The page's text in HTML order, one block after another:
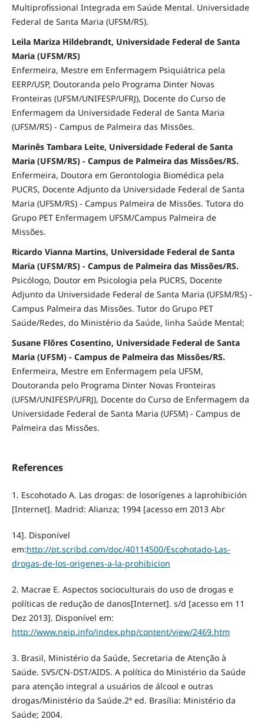
Multiprofissional Integrada em Saúde Mental. Universidade
Federal de Santa Maria (UFSM/RS).
Leila Mariza Hildebrandt, Universidade Federal de Santa
Maria (UFSM/RS)
Enfermeira, Mestre em Enfermagem Psiquiátrica pela
EERP/USP, Doutoranda pelo Programa Dinter Novas
Fronteiras (UFSM/UNIFESP/UFRJ), Docente do Curso de
Enfermagem da Universidade Federal de Santa Maria
(UFSM/RS) - Campus de Palmeira das Missões.
Marinês Tambara Leite, Universidade Federal de Santa
Maria (UFSM/RS) - Campus de Palmeira das Missões/RS.
Enfermeira, Doutora em Gerontologia Biomédica pela
PUCRS, Docente Adjunto da Universidade Federal de Santa
Maria (UFSM/RS) - Campus Palmeira de Missões. Tutora do
Grupo PET Enfermagem UFSM/Campus Palmeira de
Missões.
Ricardo Vianna Martins, Universidade Federal de Santa
Maria (UFSM/RS) - Campus de Palmeira das Missões/RS.
Psicólogo, Doutor em Psicologia pela PUCRS, Docente
Adjunto da Universidade Federal de Santa Maria (UFSM/RS) -
Campus Palmeira das Missões. Tutor do Grupo PET
Saúde/Redes, do Ministério da Saúde, linha Saúde Mental;
Susane Flôres Cosentino, Universidade Federal de Santa
Maria (UFSM) - Campus de Palmeira das Missões/RS.
Enfermeira, Mestre em Enfermagem pela UFSM,
Doutoranda pelo Programa Dinter Novas Fronteiras
(UFSM/UNIFESP/UFRJ), Docente do Curso de Enfermagem da
Universidade Federal de Santa Maria (UFSM) - Campus de
Palmeira das Missões.
References
1. Escohotado A. Las drogas: de losorígenes a laprohibición
[Internet]. Madrid: Alianza; 1994 [acesso em 2013 Abr
14]. Disponível
em:http://pt.scribd.com/doc/40114500/Escohotado-Las-
drogas-de-los-origenes-a-la-prohibicion
2. Macrae E. Aspectos socioculturais do uso de drogas e
políticas de redução de danos[Internet]. s/d [acesso em 11
Dez 2013]. Disponível em:
http://www.neip.info/index.php/content/view/2469.htm
3. Brasil, Ministério da Saúde, Secretaria de Atenção à
Saúde. SVS/CN-DST/AIDS. A política do Ministério da Saúde
para atenção integral a usuários de álcool e outras
drogas/Ministério da Saúde.2ª ed. Brasília: Ministério da
Saúde; 2004.